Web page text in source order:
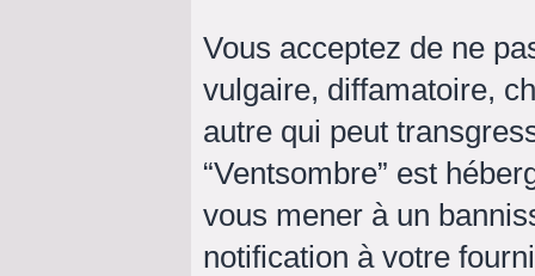
Vous acceptez de ne
vulgaire, diffamatoire,
autre qui peut
“Ventsombre” est
vous mener à un
notification à votre